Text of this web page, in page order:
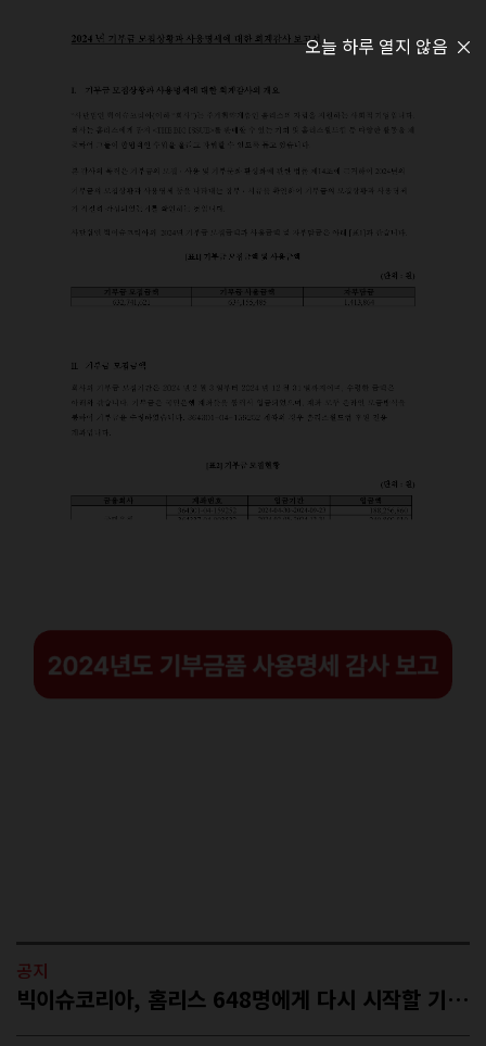
공지
빅이슈코리아, 홈리스 648명에게 다시 시작할 기회를…
오늘 하루 열지 않음